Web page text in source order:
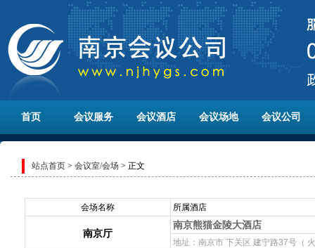
首页 会议服务 会议酒店 会议场地 会议公司
站点首页 > 会议室/会场 > 正文
会场名称 所属酒店
南京厅
南京熊猫金陵大酒店
地址：南京市 下关区 建宁路37号（